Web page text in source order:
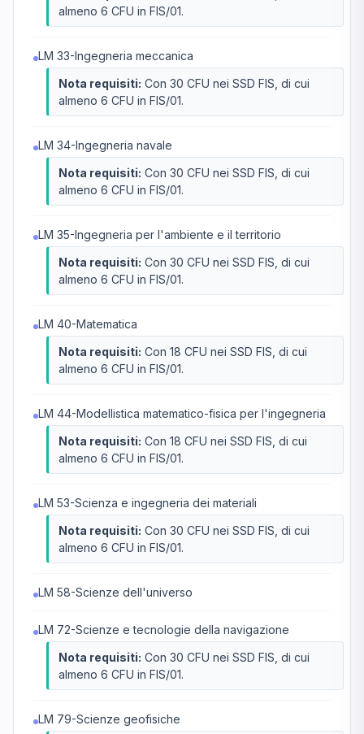
almeno 6 CFU in FIS/01.
LM 33-Ingegneria meccanica
Nota requisiti: Con 30 CFU nei SSD FIS, di cui
almeno 6 CFU in FIS/01.
LM 34-Ingegneria navale
Nota requisiti: Con 30 CFU nei SSD FIS, di cui
almeno 6 CFU in FIS/01.
LM 35-Ingegneria per l'ambiente e il territorio
Nota requisiti: Con 30 CFU nei SSD FIS, di cui
almeno 6 CFU in FIS/01.
LM 40-Matematica
Nota requisiti: Con 18 CFU nei SSD FIS, di cui
almeno 6 CFU in FIS/01.
LM 44-Modellistica matematico-fisica per l'ingegneria
Nota requisiti: Con 18 CFU nei SSD FIS, di cui
almeno 6 CFU in FIS/01.
LM 53-Scienza e ingegneria dei materiali
Nota requisiti: Con 30 CFU nei SSD FIS, di cui
almeno 6 CFU in FIS/01.
LM 58-Scienze dell'universo
LM 72-Scienze e tecnologie della navigazione
Nota requisiti: Con 30 CFU nei SSD FIS, di cui
almeno 6 CFU in FIS/01.
LM 79-Scienze geofisiche